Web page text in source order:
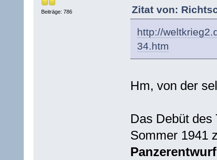
Beiträge: 786
Zitat von:
http://
34.htm
Hm, von der
Das Debüt
Sommer 1941
Panzerentwurf